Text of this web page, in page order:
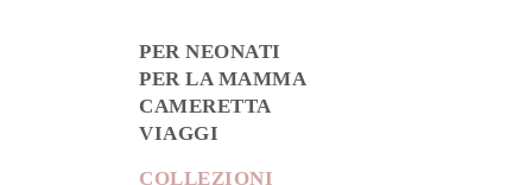
PER NEONATI
PER LA MAMMA
CAMERETTA
VIAGGI
COLLEZIONI